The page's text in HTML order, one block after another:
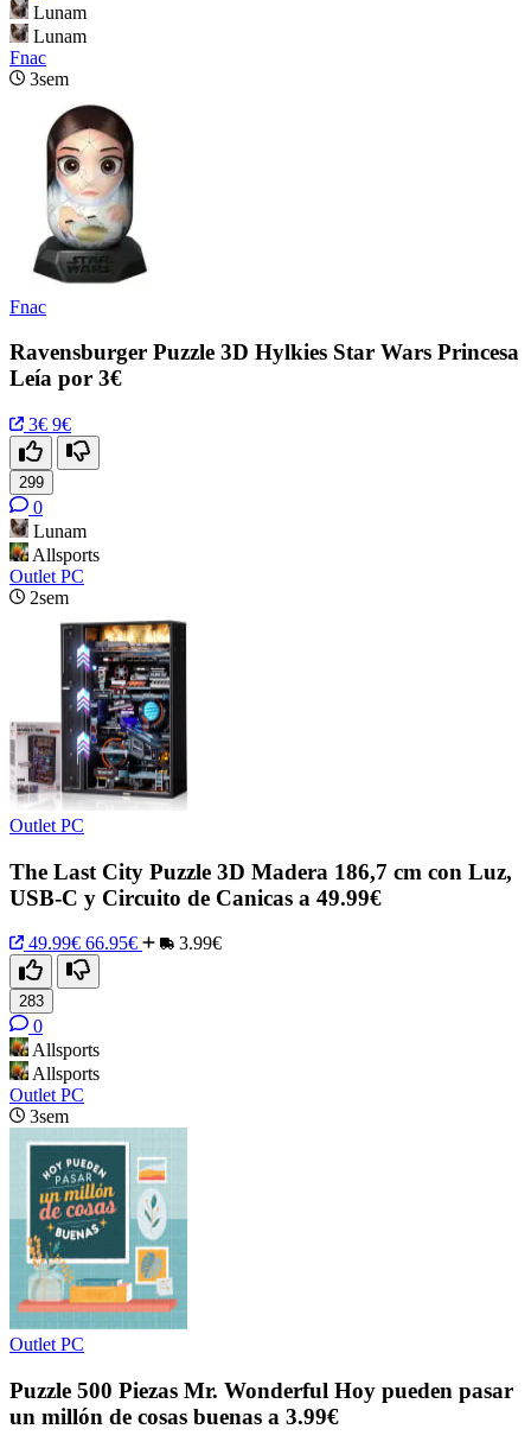
Lunam
Lunam
Fnac
3sem
Fnac
Ravensburger Puzzle 3D Hylkies Star Wars Princesa
Leía por 3€
3€ 9€
299
0
Lunam
Allsports
Outlet PC
2sem
Outlet PC
The Last City Puzzle 3D Madera 186,7 cm con Luz,
USB-C y Circuito de Canicas a 49.99€
49.99€ 66.95€ 3.99€
283
0
Allsports
Allsports
Outlet PC
3sem
Outlet PC
Puzzle 500 Piezas Mr. Wonderful Hoy pueden pasar
un millón de cosas buenas a 3.99€